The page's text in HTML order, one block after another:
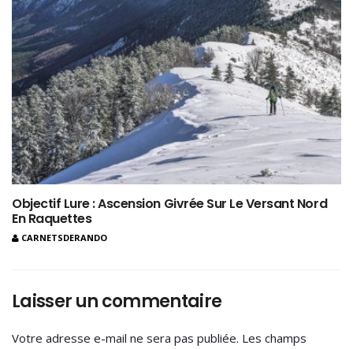
Objectif Lure : Ascension Givrée Sur Le Versant Nord
En Raquettes
CARNETSDERANDO
Laisser un commentaire
Votre adresse e-mail ne sera pas publiée. Les champs